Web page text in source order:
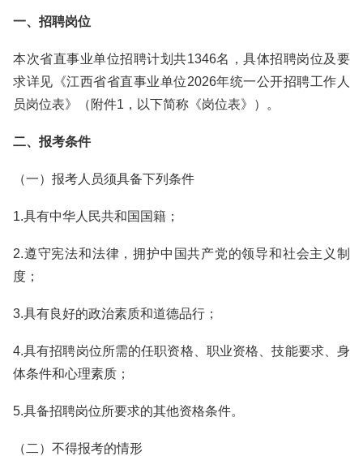
一、招聘岗位
本次省直事业单位招聘计划共1346名，具体招聘岗位及要
求详见《江西省省直事业单位2026年统一公开招聘工作人
员岗位表》（附件1，以下简称《岗位表》）。
二、报考条件
（一）报考人员须具备下列条件
1.具有中华人民共和国国籍；
2.遵守宪法和法律，拥护中国共产党的领导和社会主义制
度；
3.具有良好的政治素质和道德品行；
4.具有招聘岗位所需的任职资格、职业资格、技能要求、身
体条件和心理素质；
5.具备招聘岗位所要求的其他资格条件。
（二）不得报考的情形